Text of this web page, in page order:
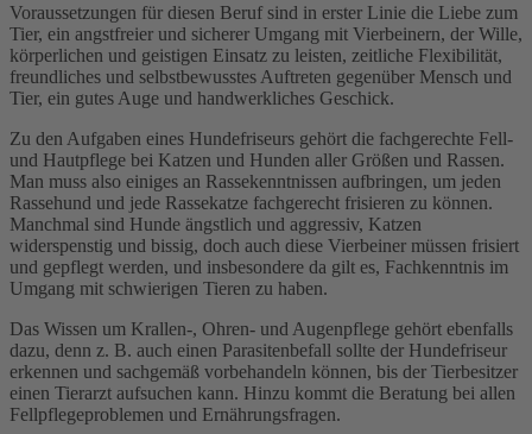
Voraussetzungen für diesen Beruf sind in erster Linie die Liebe zum
Tier, ein angstfreier und sicherer Umgang mit Vierbeinern, der Wille,
körperlichen und geistigen Einsatz zu leisten, zeitliche Flexibilität,
freundliches und selbstbewusstes Auftreten gegenüber Mensch und
Tier, ein gutes Auge und handwerkliches Geschick.
Zu den Aufgaben eines Hundefriseurs gehört die fachgerechte Fell-
und Hautpflege bei Katzen und Hunden aller Größen und Rassen.
Man muss also einiges an Rassekenntnissen aufbringen, um jeden
Rassehund und jede Rassekatze fachgerecht frisieren zu können.
Manchmal sind Hunde ängstlich und aggressiv, Katzen
widerspenstig und bissig, doch auch diese Vierbeiner müssen frisiert
und gepflegt werden, und insbesondere da gilt es, Fachkenntnis im
Umgang mit schwierigen Tieren zu haben.
Das Wissen um Krallen-, Ohren- und Augenpflege gehört ebenfalls
dazu, denn z. B. auch einen Parasitenbefall sollte der Hundefriseur
erkennen und sachgemäß vorbehandeln können, bis der Tierbesitzer
einen Tierarzt aufsuchen kann. Hinzu kommt die Beratung bei allen
Fellpflegeproblemen und Ernährungsfragen.